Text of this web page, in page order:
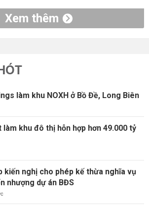
Xem thêm
làm khu NOXH ở Bồ Đề, Long Biên
làm khu đô thị hỗn hợp hơn 49.000 tỷ
kiến nghị cho phép kế thừa nghĩa vụ
nhượng dự án BĐS